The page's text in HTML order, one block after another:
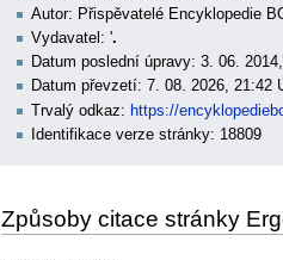
Autor: Přispěvatelé Encyklopedie
Vydavatel: '.
Datum poslední úpravy: 3. 06.
Datum převzetí: 7. 08. 2026, 21:42
Trvalý odkaz: https://
Identifikace verze stránky: 18809
Způsoby citace stránky